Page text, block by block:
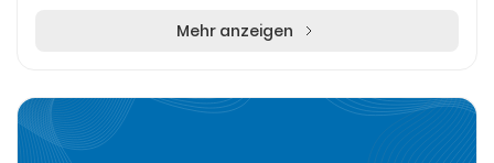
Mehr anzeigen